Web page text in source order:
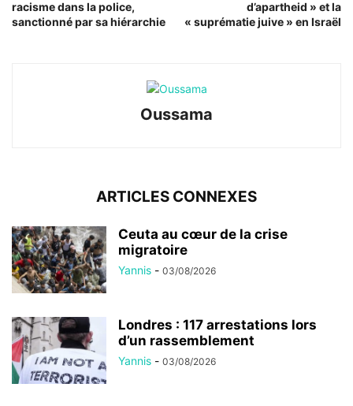
racisme dans la police,
sanctionné par sa hiérarchie
d’apartheid » et la
« suprématie juive » en Israël
Oussama
ARTICLES CONNEXES
Ceuta au cœur de la crise
migratoire
Yannis - 03/08/2026
Londres : 117 arrestations lors
d’un rassemblement
Yannis - 03/08/2026